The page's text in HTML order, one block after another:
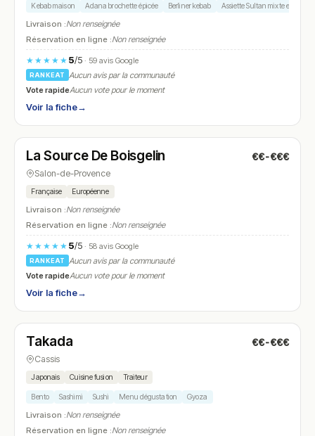
Kebab maison Adana brochette épicée Berliner kebab Assiette Sultan mixte ezme
Livraison :Non renseignée
Réservation en ligne :Non renseignée
★★★★★ 5/5· 59 avis Google
RANKEAT
Aucun avis par la communauté
Vote rapideAucun vote pour le moment
Voir la fiche→
N° 22
La Source De Boisgelin €€-€€€
Salon-de-Provence
Française Européenne
Livraison :Non renseignée
Réservation en ligne :Non renseignée
★★★★★ 5/5· 58 avis Google
RANKEAT
Aucun avis par la communauté
Vote rapideAucun vote pour le moment
Voir la fiche→
N° 23
Takada €€-€€€
Cassis
Japonais Cuisine fusion Traiteur
Bento Sashimi Sushi Menu dégustation Gyoza
Livraison :Non renseignée
Réservation en ligne :Non renseignée